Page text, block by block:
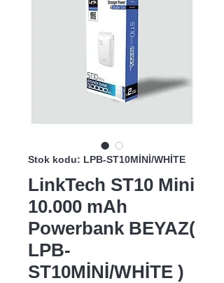
Stok kodu: LPB-ST10MİNİ/WHİTE
LinkTech ST10 Mini
10.000 mAh
Powerbank BEYAZ(
LPB-
ST10MİNİ/WHİTE )